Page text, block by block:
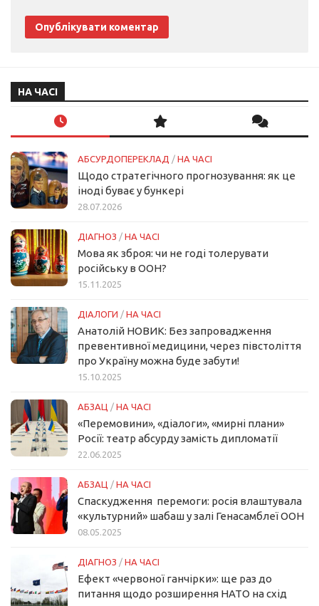
НА ЧАСІ
АБСУРДОПЕРЕКЛАД / НА ЧАСІ
Щодо стратегічного прогнозування: як це
іноді буває у бункері
28.07.2026
ДІАГНОЗ / НА ЧАСІ
Мова як зброя: чи не годі толерувати
російську в ООН?
15.11.2025
ДІАЛОГИ / НА ЧАСІ
Анатолій НОВИК: Без запровадження
превентивної медицини, через півстоліття
про Україну можна буде забути!
15.10.2025
АБЗАЦ / НА ЧАСІ
«Перемовини», «діалоги», «мирні плани»
Росії: театр абсурду замість дипломатії
22.06.2025
АБЗАЦ / НА ЧАСІ
Спаскудження перемоги: росія влаштувала
«культурний» шабаш у залі Генасамблеї ООН
08.05.2025
ДІАГНОЗ / НА ЧАСІ
Ефект «червоної ганчірки»: ще раз до
питання щодо розширення НАТО на схід